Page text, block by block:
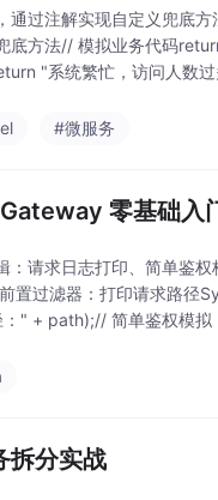
通过注解实现自定义兜底
底方法// 模拟业务代码
"系统繁忙，访问人数
代码抛出异常时，自动执行
#微服务
零基础入
：请求日志打印、简单鉴权
置过滤器：打印请求路径
" + path);// 简单鉴权模拟
System.out.println("请求处
拆分实战